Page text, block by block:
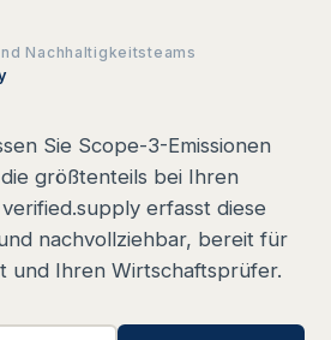
Nachhaltigkeitsteams
Sie Scope-3-Emissionen
größtenteils bei Ihren
erfasst diese
nachvollziehbar, bereit für
und Ihren Wirtschaftsprüfer.